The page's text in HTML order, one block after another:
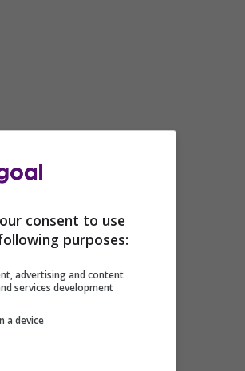
che ci sono
potrebbe lo
consent to use
purposes:
advertising and content
services development
a device